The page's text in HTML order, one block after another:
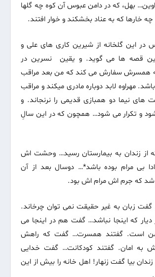
اوین… بهل، که در دامن عبوس آن کوه چه گلها
چه خارها که به عناد بخشکند و خوار افتند.
در این گلخانه از شیرین کاری های علی و
قصه ها می گوید. و یقین نسرین در
همسرش سفارش می کند که من بعد مراقب
مهراوه لابد دوباره مادری میکند و مراقب
نیما دو همبازی قدیمی را نرنجاند. و
و تکرار می شود… همچون که در این سالِ
از زندان به بیمارستان رسید… وحشت اش
بی مرام بوده باشد*… دوسال بعد از آن
که جرم اش مرام اش بود.
گفت زبان به غیر حقیقت نمی توان چرخاند.
دیار که اینجا نباشد… گفت هم در اینجا می
من است. گفتند همسرت… گفت که راهش
به امان. گفتند کودکانت… گفت خدایی
زندان بیا گفت زنهار! اهل خانه را بیش از این